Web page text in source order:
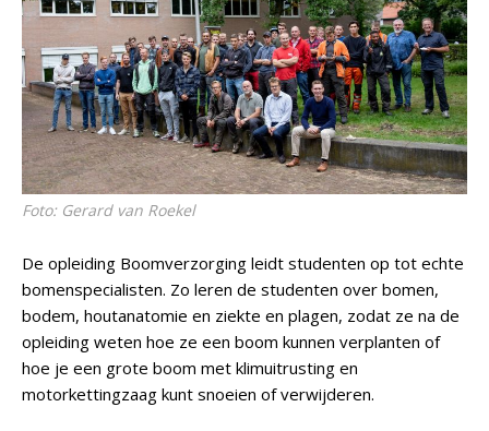
Foto: Gerard van Roekel
De opleiding Boomverzorging leidt studenten op tot echte
bomenspecialisten. Zo leren de studenten over bomen,
bodem, houtanatomie en ziekte en plagen, zodat ze na de
opleiding weten hoe ze een boom kunnen verplanten of
hoe je een grote boom met klimuitrusting en
motorkettingzaag kunt snoeien of verwijderen.